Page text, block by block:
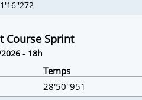
1'16''272
Course Sprint
- 18h
Temps
28'50''951